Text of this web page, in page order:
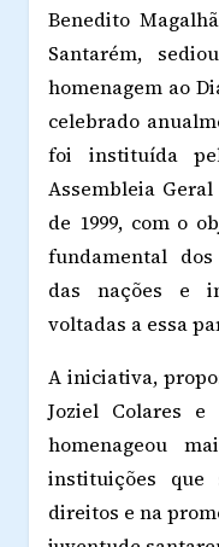
Benedito
Santarém,
homenagem ao
celebrado
foi instituída
Assembleia
de 1999, com o
fundamental
das nações e
voltadas a essa
A iniciativa,
Joziel Colares e
homenageou
instituições que
direitos e na